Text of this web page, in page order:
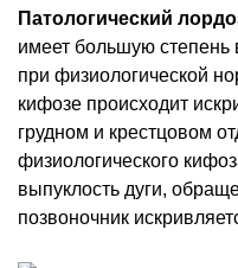
Патологический
имеет большую степень
при физиологической
кифозе происходит
грудном и крестцовом
физиологического
выпуклость дуги,
позвоночник